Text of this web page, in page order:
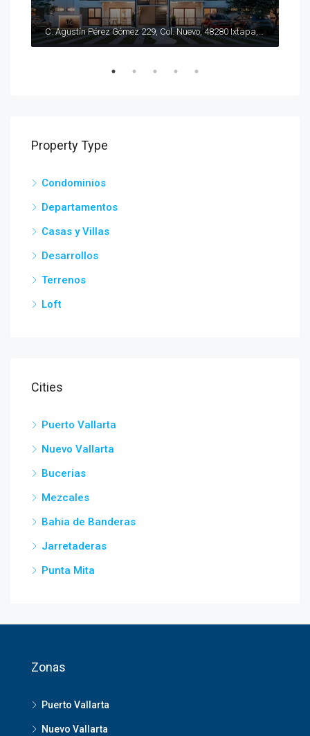
C. Agustín Pérez Gómez 229, Col. Nuevo, 48280 Ixtapa, Jal., México
Property Type
Condominios
Departamentos
Casas y Villas
Desarrollos
Terrenos
Loft
Cities
Puerto Vallarta
Nuevo Vallarta
Bucerias
Mezcales
Bahia de Banderas
Jarretaderas
Punta Mita
Zonas
Puerto Vallarta
Nuevo Vallarta